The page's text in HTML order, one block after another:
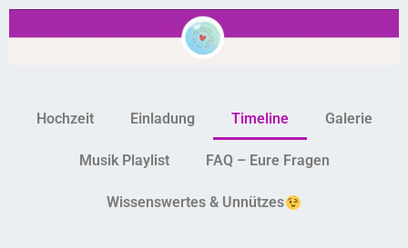
Hochzeit Einladung Timeline Galerie
Musik Playlist FAQ – Eure Fragen
Wissenswertes & Unnützes